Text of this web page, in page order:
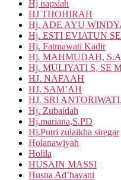
Hj napsiah
HJ THOHIRAH
Hj. ADE AYU
Hj. ESTI EVIATUN
Hj. Fatmawati Kadir
Hj. MAHMUDAH,
Hj. MULIYATI S, SE
HJ. NAFAAH
HJ. SAM’AH
HJ. SRI
Hj. Zubaidah
Hj.mariana,S.PD
Hj.Putri zulaikha siregar
Holanawiyah
Holila
HUSAIN MASSI
Husna Ad’hayani